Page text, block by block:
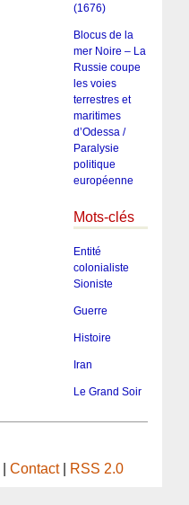
(1676)
Blocus de la
mer Noire – La
Russie coupe
les voies
terrestres et
maritimes
d’Odessa /
Paralysie
politique
européenne
Mots-clés
Entité
colonialiste
Sioniste
Guerre
Histoire
Iran
Le Grand Soir
|Contact| RSS 2.0